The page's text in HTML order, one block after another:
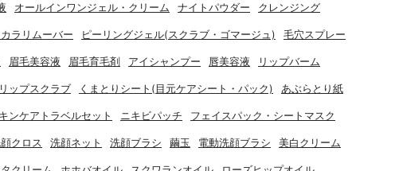
オールインワンジェル・クリーム ナイトパウダー クレンジング
ラリムーバー ピーリングジェル(スクラブ・ゴマージュ) 毛穴スプレー
眉毛美容液 眉毛育毛剤 アイシャンプー 唇美容液 リップバーム
リップスクラブ くまとりシート(目元ケアシート・パック) あぶらとり紙
ンケアトラベルセット ニキビパッチ フェイスパック・シートマスク
クロス 洗顔ネット 洗顔ブラシ 繭玉 電動洗顔ブラシ 美白クリーム